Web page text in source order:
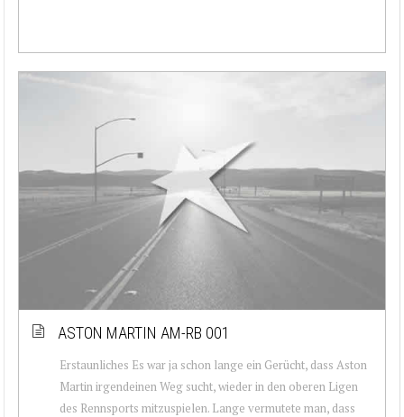
ASTON MARTIN AM-RB 001
Erstaunliches Es war ja schon lange ein Gerücht, dass Aston
Martin irgendeinen Weg sucht, wieder in den oberen Ligen
des Rennsports mitzuspielen. Lange vermutete man, dass